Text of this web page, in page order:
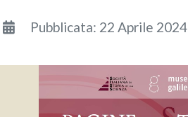
DettagliPubblicata: 22 Aprile 2024